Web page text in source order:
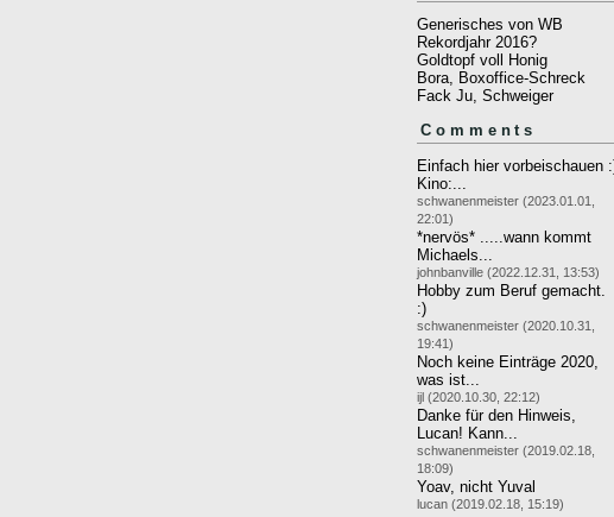
Generisches von WB
Rekordjahr 2016?
Goldtopf voll Honig
Bora, Boxoffice-Schreck
Fack Ju, Schweiger
Comments
Einfach hier vorbeischauen
Kino:...
schwanenmeister (2023.01.01,
22:01)
*nervös* .....wann kommt
Michaels...
johnbanville (2022.12.31, 13:53)
Hobby zum Beruf gemacht.
:)
schwanenmeister (2020.10.31,
19:41)
Noch keine Einträge 2020,
was ist...
ijl (2020.10.30, 22:12)
Danke für den Hinweis,
Lucan! Kann...
schwanenmeister (2019.02.18,
18:09)
Yoav, nicht Yuval
lucan (2019.02.18, 15:19)